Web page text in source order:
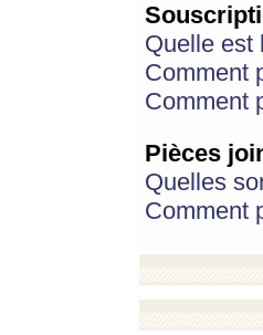
Quelle est
Comment
Comment
Pièces
Quelles
Comment